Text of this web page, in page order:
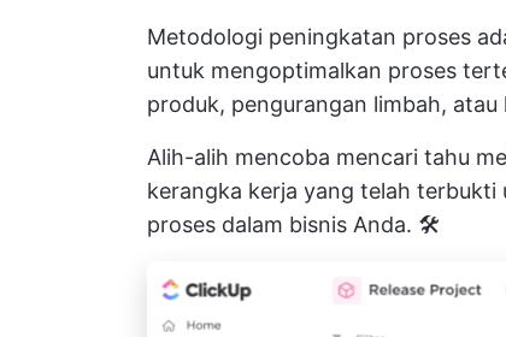
Metodologi peningkatan proses
untuk mengoptimalkan proses
produk, pengurangan limbah, atau
Alih-alih mencoba mencari tahu
kerangka kerja yang telah terbukti
proses dalam bisnis Anda. 🛠️